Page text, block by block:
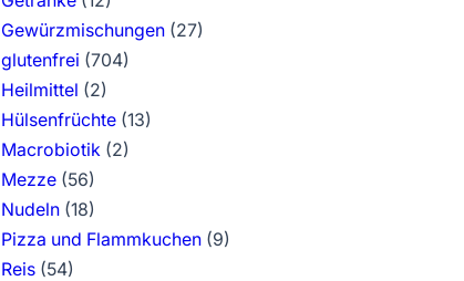
Gewürzmischungen(27)
glutenfrei (704)
Heilmittel (2)
Hülsenfrüchte(13)
Macrobiotik (2)
Mezze(56)
Nudeln(18)
Pizza und Flammkuchen(9)
Reis(54)